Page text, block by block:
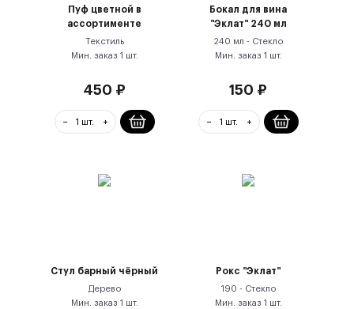
Пуф цветной в
ассортименте
Текстиль
Мин. заказ 1 шт.
450 ₽
Бокал для вина
"Эклат" 240 мл
240 мл - Стекло
Мин. заказ 1 шт.
150 ₽
Стул барный чёрный
Дерево
Мин. заказ 1 шт.
Рокс "Эклат"
190 - Стекло
Мин. заказ 1 шт.